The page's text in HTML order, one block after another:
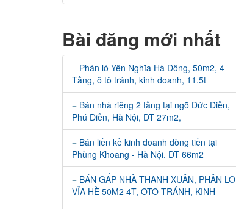
Bài đăng mới nhất
Phân lô Yên Nghĩa Hà Đông, 50m2, 4
Tầng, ô tô tránh, kinh doanh, 11.5t
Bán nhà riêng 2 tầng tại ngõ Đức Diễn,
Phú Diễn, Hà Nội, DT 27m2,
Bán liền kề kinh doanh dòng tiền tại
Phùng Khoang - Hà Nội. DT 66m2
BÁN GẤP NHÀ THANH XUÂN, PHÂN LÔ
VỈA HÈ 50M2 4T, OTO TRÁNH, KINH